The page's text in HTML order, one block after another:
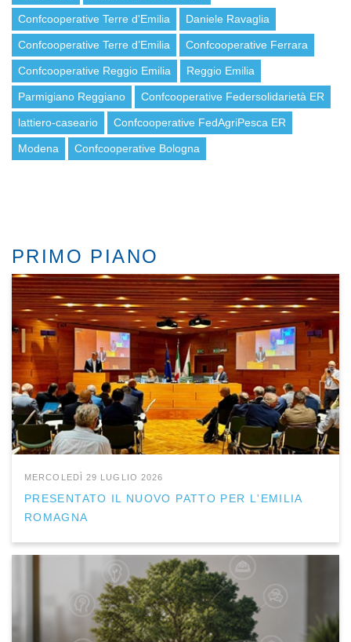
Confcooperative Terre d'Emilia Daniele Ravaglia
Confcooperative Terre d’Emilia Confcooperative Ferrara
Confcooperative Reggio Emilia Reggio Emilia
Parmigiano Reggiano Confcooperative Federsolidarietà ER
lattiero-caseario Confcooperative FedAgriPesca ER
Modena Confcooperative Bologna
PRIMO PIANO
MERCOLEDÌ 29 LUGLIO 2026
PRESENTATO IL NUOVO PATTO PER L'EMILIA
ROMAGNA